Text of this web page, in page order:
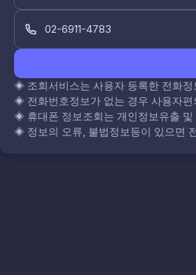
◈ 조회서비스는 사용자 등록한 전화
◈ 전화번호정보가 없는 경우 사용자
◈ 휴대폰 정보조회는 개인정보유출
◈ 정보의 오류, 불법정보등이 있으면